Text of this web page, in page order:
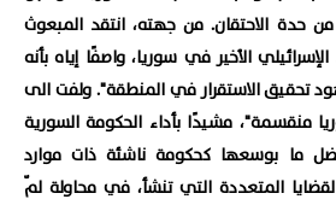
حدة الاحتقان. من جهته، انتقد المبعوث
الأخير في سوريا، واصفًا إياه بأنه
تحقيق الاستقرار في المنطقة". ولفت الى
منقسمة"، مشيدًا بأداء الحكومة السورية
ما بوسعها كحكومة ناشئة ذات موارد
المتعددة التي تنشأ، في محاولة لمّ